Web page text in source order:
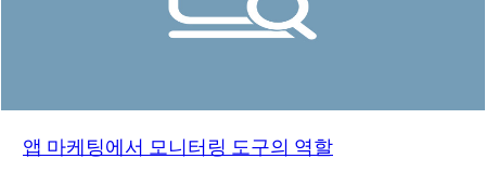
앱 마케팅에서 모니터링 도구의 역할